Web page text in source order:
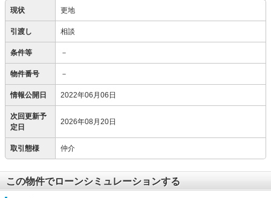
現状 更地
引渡し 相談
条件等 －
物件番号 －
情報公開日 2022年06月06日
次回更新予
定日
2026年08月20日
取引態様 仲介
この物件でローンシミュレーションする